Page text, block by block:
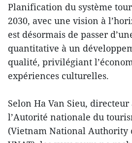
Planification du système
2030, avec une vision à
est désormais de passer
quantitative à un
qualité, privilégiant
expériences culturelles.
Selon Ha Van Sieu,
l’Autorité nationale du
(Vietnam National Authority